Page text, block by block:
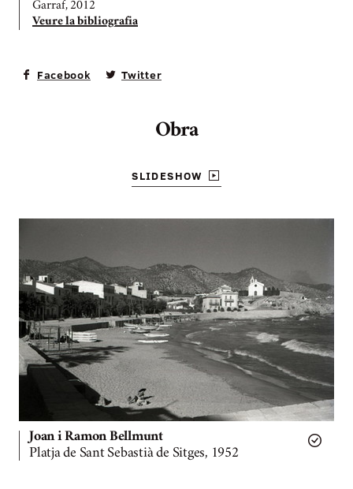
Garraf, 2012
Veure la bibliografia
Facebook Twitter
Obra
SLIDESHOW
Joan i Ramon Bellmunt
Platja de Sant Sebastià de Sitges, 1952